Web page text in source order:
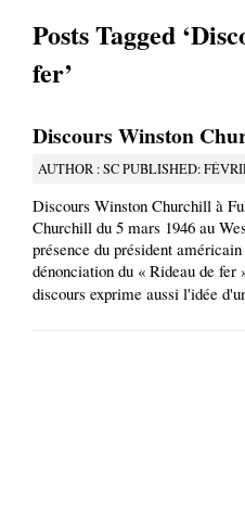
Posts Tagged
fer’
Discours Winston
AUTHOR : SC PUBLISHED:
Discours Winston Churchill à
Churchill du 5 mars 1946 au
présence du président
dénonciation du « Rideau de
discours exprime aussi l'idée